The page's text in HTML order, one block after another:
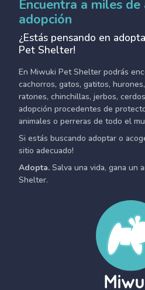
Encuentra a miles de
adopción
¿Estás pensando en
Pet Shelter!
En Miwuki Pet Shelter podrás
cachorros, gatos, gatitos,
ratones, chinchillas, jerbos,
adopción procedentes de
animales o perreras de todo el
Si estás buscando adoptar o
sitio adecuado!
Adopta. Salva una vida, gana un
Shelter.